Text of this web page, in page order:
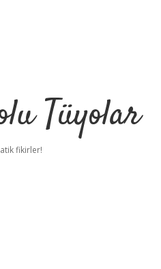
Tüyolar
fikirler!